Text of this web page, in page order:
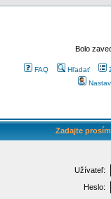
Bolo
FAQ Hľadať
Zadajte
Užívateľ:
Heslo: